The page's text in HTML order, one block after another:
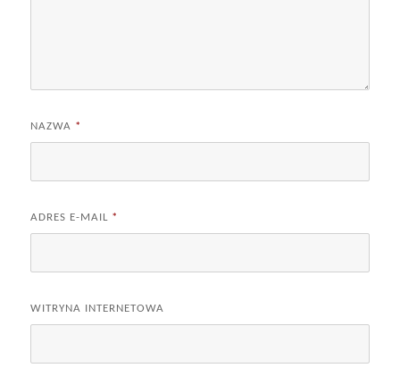
NAZWA *
ADRES E-MAIL *
WITRYNA INTERNETOWA